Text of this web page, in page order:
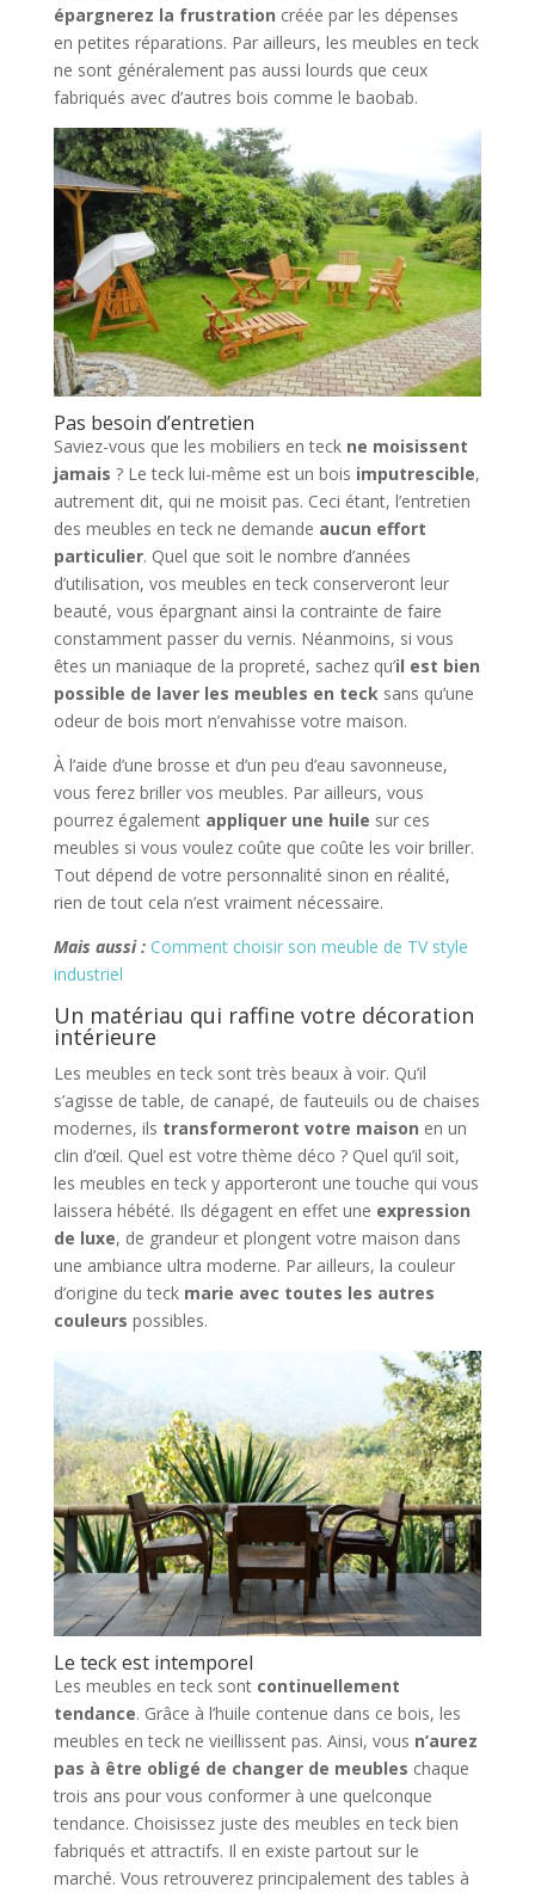
épargnerez la frustration créée par les dépenses
en petites réparations. Par ailleurs, les meubles en teck
ne sont généralement pas aussi lourds que ceux
fabriqués avec d’autres bois comme le baobab.
Pas besoin d’entretien
Saviez-vous que les mobiliers en teck ne moisissent
jamais ? Le teck lui-même est un bois imputrescible,
autrement dit, qui ne moisit pas. Ceci étant, l’entretien
des meubles en teck ne demande aucun effort
particulier. Quel que soit le nombre d’années
d’utilisation, vos meubles en teck conserveront leur
beauté, vous épargnant ainsi la contrainte de faire
constamment passer du vernis. Néanmoins, si vous
êtes un maniaque de la propreté, sachez qu’il est bien
possible de laver les meubles en tecksans qu’une
odeur de bois mort n’envahisse votre maison.
À l’aide d’une brosse et d’un peu d’eau savonneuse,
vous ferez briller vos meubles. Par ailleurs, vous
pourrez également appliquer une huile sur ces
meubles si vous voulez coûte que coûte les voir briller.
Tout dépend de votre personnalité sinon en réalité,
rien de tout cela n’est vraiment nécessaire.
Mais aussi : Comment choisir son meuble de TV style
industriel
Un matériau qui raffine votre décoration
intérieure
Les meubles en teck sont très beaux à voir. Qu’il
s’agisse de table, de canapé, de fauteuils ou de chaises
modernes, ils transformeront votre maison en un
clin d’œil. Quel est votre thème déco ? Quel qu’il soit,
les meubles en teck y apporteront une touche qui vous
laissera hébété. Ils dégagent en effet une expression
de luxe, de grandeur et plongent votre maison dans
une ambiance ultra moderne. Par ailleurs, la couleur
d’origine du teck marie avec toutes les autres
couleurs possibles.
Le teck est intemporel
Les meubles en teck sont continuellement
tendance. Grâce à l’huile contenue dans ce bois, les
meubles en teck ne vieillissent pas. Ainsi, vous n’aurez
pas à être obligé de changer de meubles chaque
trois ans pour vous conformer à une quelconque
tendance. Choisissez juste des meubles en teck bien
fabriqués et attractifs. Il en existe partout sur le
marché. Vous retrouverez principalement des tables à